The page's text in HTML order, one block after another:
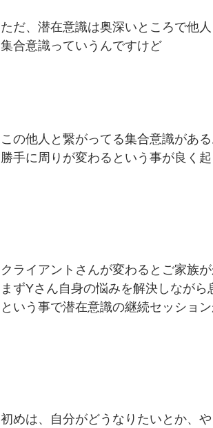
ただ、潜在意識は奥深いところで他
集合意識っていうんですけど
この他人と繋がってる集合意識があ
勝手に周りが変わるという事が良く起
クライアントさんが変わるとご家族
まずYさん自身の悩みを解決しなが
という事で潜在意識の継続セッショ
初めは、自分がどうなりたいとか、